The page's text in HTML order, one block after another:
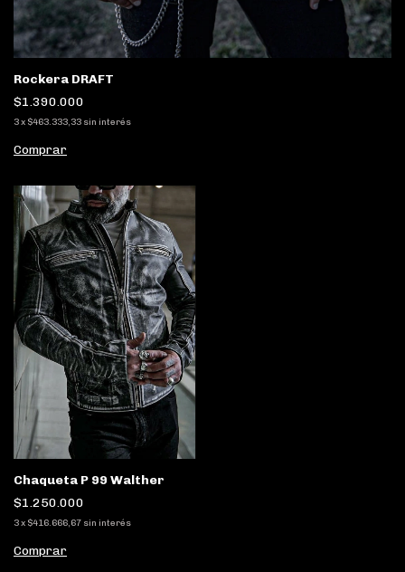
Rockera DRAFT
$1.390.000
3x $463.333,33 sin interés
Comprar
Chaqueta P 99 Walther
$1.250.000
3x $416.666,67 sin interés
Comprar